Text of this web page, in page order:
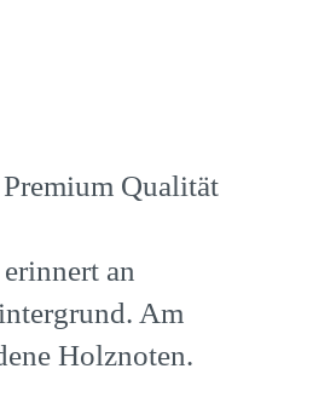
Qualität
an
Am
Holznoten.